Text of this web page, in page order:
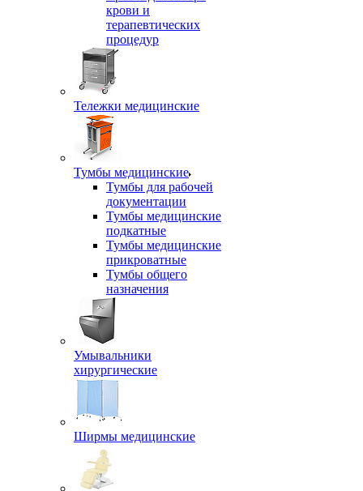
крови и
терапевтических
процедур
Тележки медицинские
Тумбы медицинские
Тумбы для рабочей
документации
Тумбы медицинские
подкатные
Тумбы медицинские
прикроватные
Тумбы общего
назначения
Умывальники
хирургические
Ширмы медицинские